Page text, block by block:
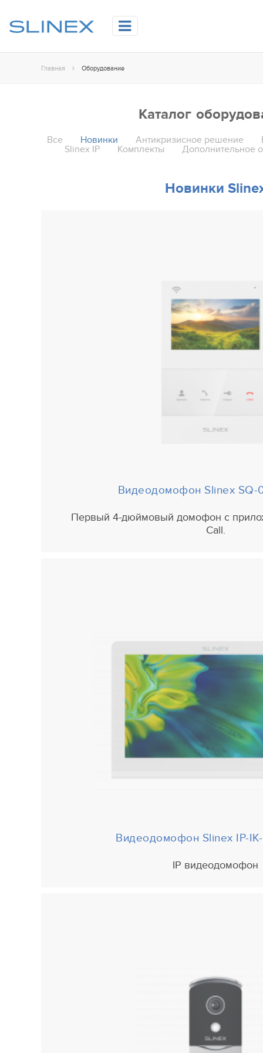
Главная Оборудование
Каталог
Все Новинки Антикризисное решение
Slinex IP
Комплекты Дополнительное
Новинки
Видеодомофон Slinex SQ-
Первый 4-дюймовый домофон с
Call.
Видеодомофон Slinex IP-
IP видеодомофон